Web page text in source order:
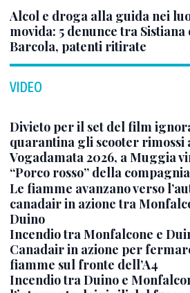
Alcol e droga alla guida nei
movida: 5 denunce tra Sistiana
Barcola, patenti ritirate
VIDEO
Divieto per il set del film
quarantina gli scooter rimossi
Vogadamata 2026, a Muggia
“Porco rosso” della
Le fiamme avanzano verso
canadair in azione tra
Duino
Incendio tra Monfalcone e
Canadair in azione per
fiamme sul fronte dell’A4
Incendio tra Duino e